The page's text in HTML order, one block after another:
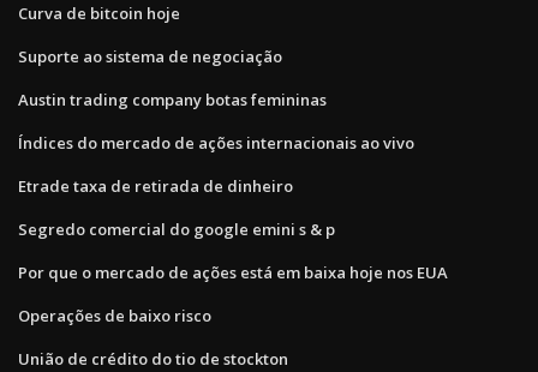
Curva de bitcoin hoje
Suporte ao sistema de negociação
Austin trading company botas femininas
Índices do mercado de ações internacionais ao vivo
Etrade taxa de retirada de dinheiro
Segredo comercial do google emini s & p
Por que o mercado de ações está em baixa hoje nos EUA
Operações de baixo risco
União de crédito do tio de stockton